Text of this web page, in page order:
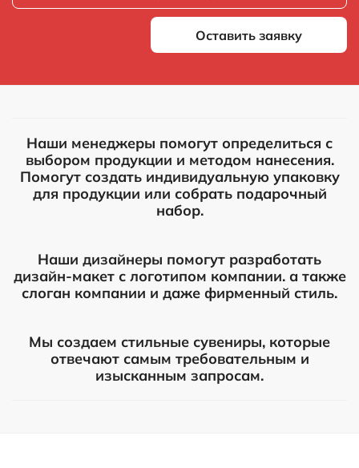
Оставить заявку
Наши менеджеры помогут определиться с
выбором продукции и методом нанесения.
Помогут создать индивидуальную упаковку
для продукции или собрать подарочный
набор.
Наши дизайнеры помогут разработать
дизайн-макет с логотипом компании. а также
слоган компании и даже фирменный стиль.
Мы создаем стильные сувениры, которые
отвечают самым требовательным и
изысканным запросам.